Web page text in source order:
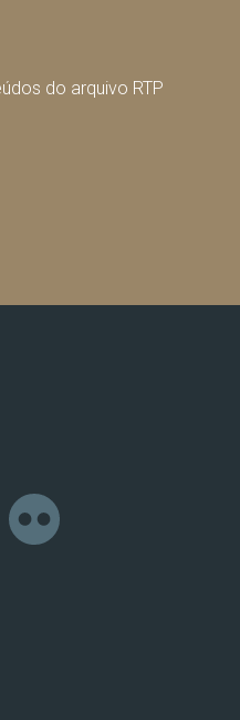
do arquivo RTP